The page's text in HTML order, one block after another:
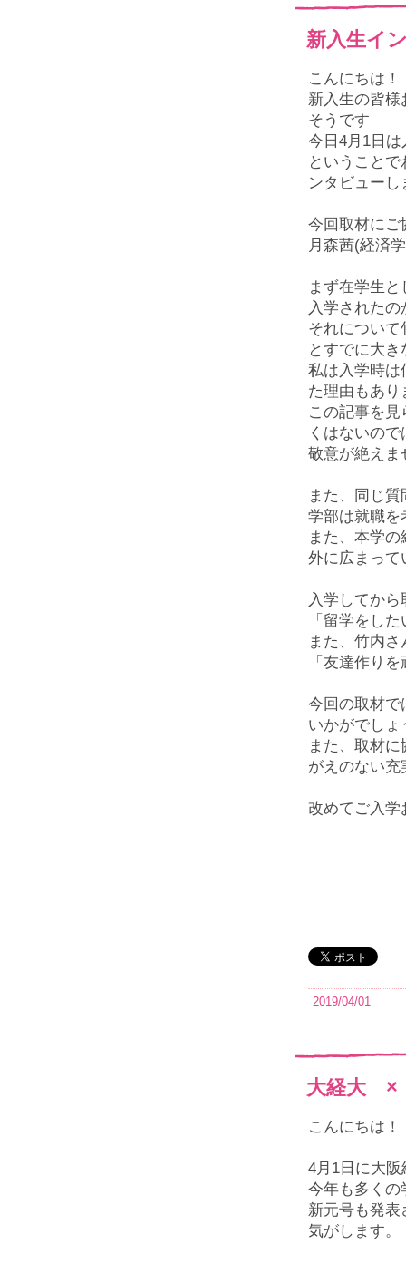
新入生イ
こんにちは
新入生の皆様
そうです
今日4月1日
ということ
ンタビューし
今回取材にご
月森茜(経済
まず在学生
入学された
それについ
とすでに大
私は入学時は
た理由もあり
この記事を
くはないの
敬意が絶えま
また、同じ
学部は就職を
また、本学
外に広まって
入学してか
「留学をし
また、竹内さ
「友達作り
今回の取材で
いかがでしょ
また、取材
がえのない
改めてご入学
2019/04/01
大経大 ×
こんにちは
4月1日に大
今年も多くの
新元号も発
気がします。